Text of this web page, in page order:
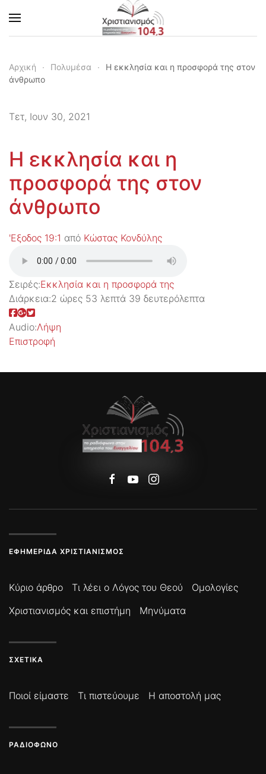
Skip to main content
Αρχική Πολυμέσα
Η εκκλησία και η προσφορά της στον
άνθρωπο
Τετ, Ιουν 30, 2021
Η εκκλησία και η
προσφορά της στον
άνθρωπο
'Εξοδος 19:1 από Κώστας Κονδύλης
Σειρές:Εκκλησία και η προσφορά της
Διάρκεια:2 ώρες 53 λεπτά 39 δευτερόλεπτα
Audio:Λήψη
Επιστροφή
ΕΦΗΜΕΡΊΔΑ ΧΡΙΣΤΙΑΝΙΣΜΌΣ
Κύριο άρθρο Τι λέει ο Λόγος του Θεού
Ομολογίες
Χριστιανισμός και επιστήμη
Μηνύματα
ΣΧΕΤΙΚΆ
Ποιοί είμαστε Τι πιστεύουμε Η αποστολή μας
ΡΑΔΙΌΦΩΝΟ